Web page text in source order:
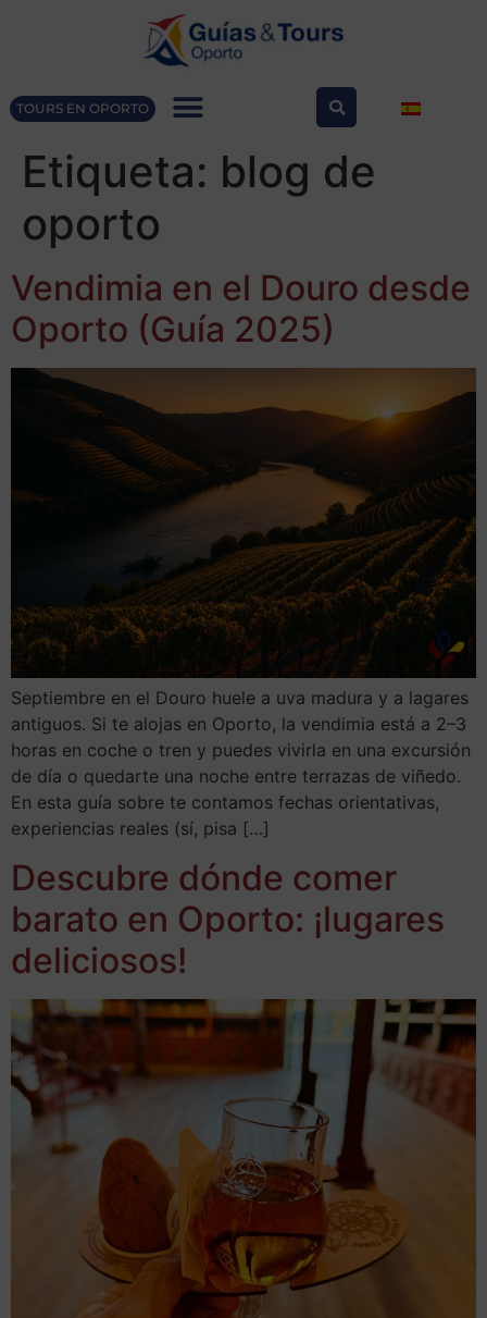
TOURS EN OPORTO
Etiqueta: blog de
oporto
Vendimia en el Douro desde
Oporto (Guía 2025)
Septiembre en el Douro huele a uva madura y a lagares
antiguos. Si te alojas en Oporto, la vendimia está a 2–3
horas en coche o tren y puedes vivirla en una excursión
de día o quedarte una noche entre terrazas de viñedo.
En esta guía sobre te contamos fechas orientativas,
experiencias reales (sí, pisa […]
Descubre dónde comer
barato en Oporto: ¡lugares
deliciosos!